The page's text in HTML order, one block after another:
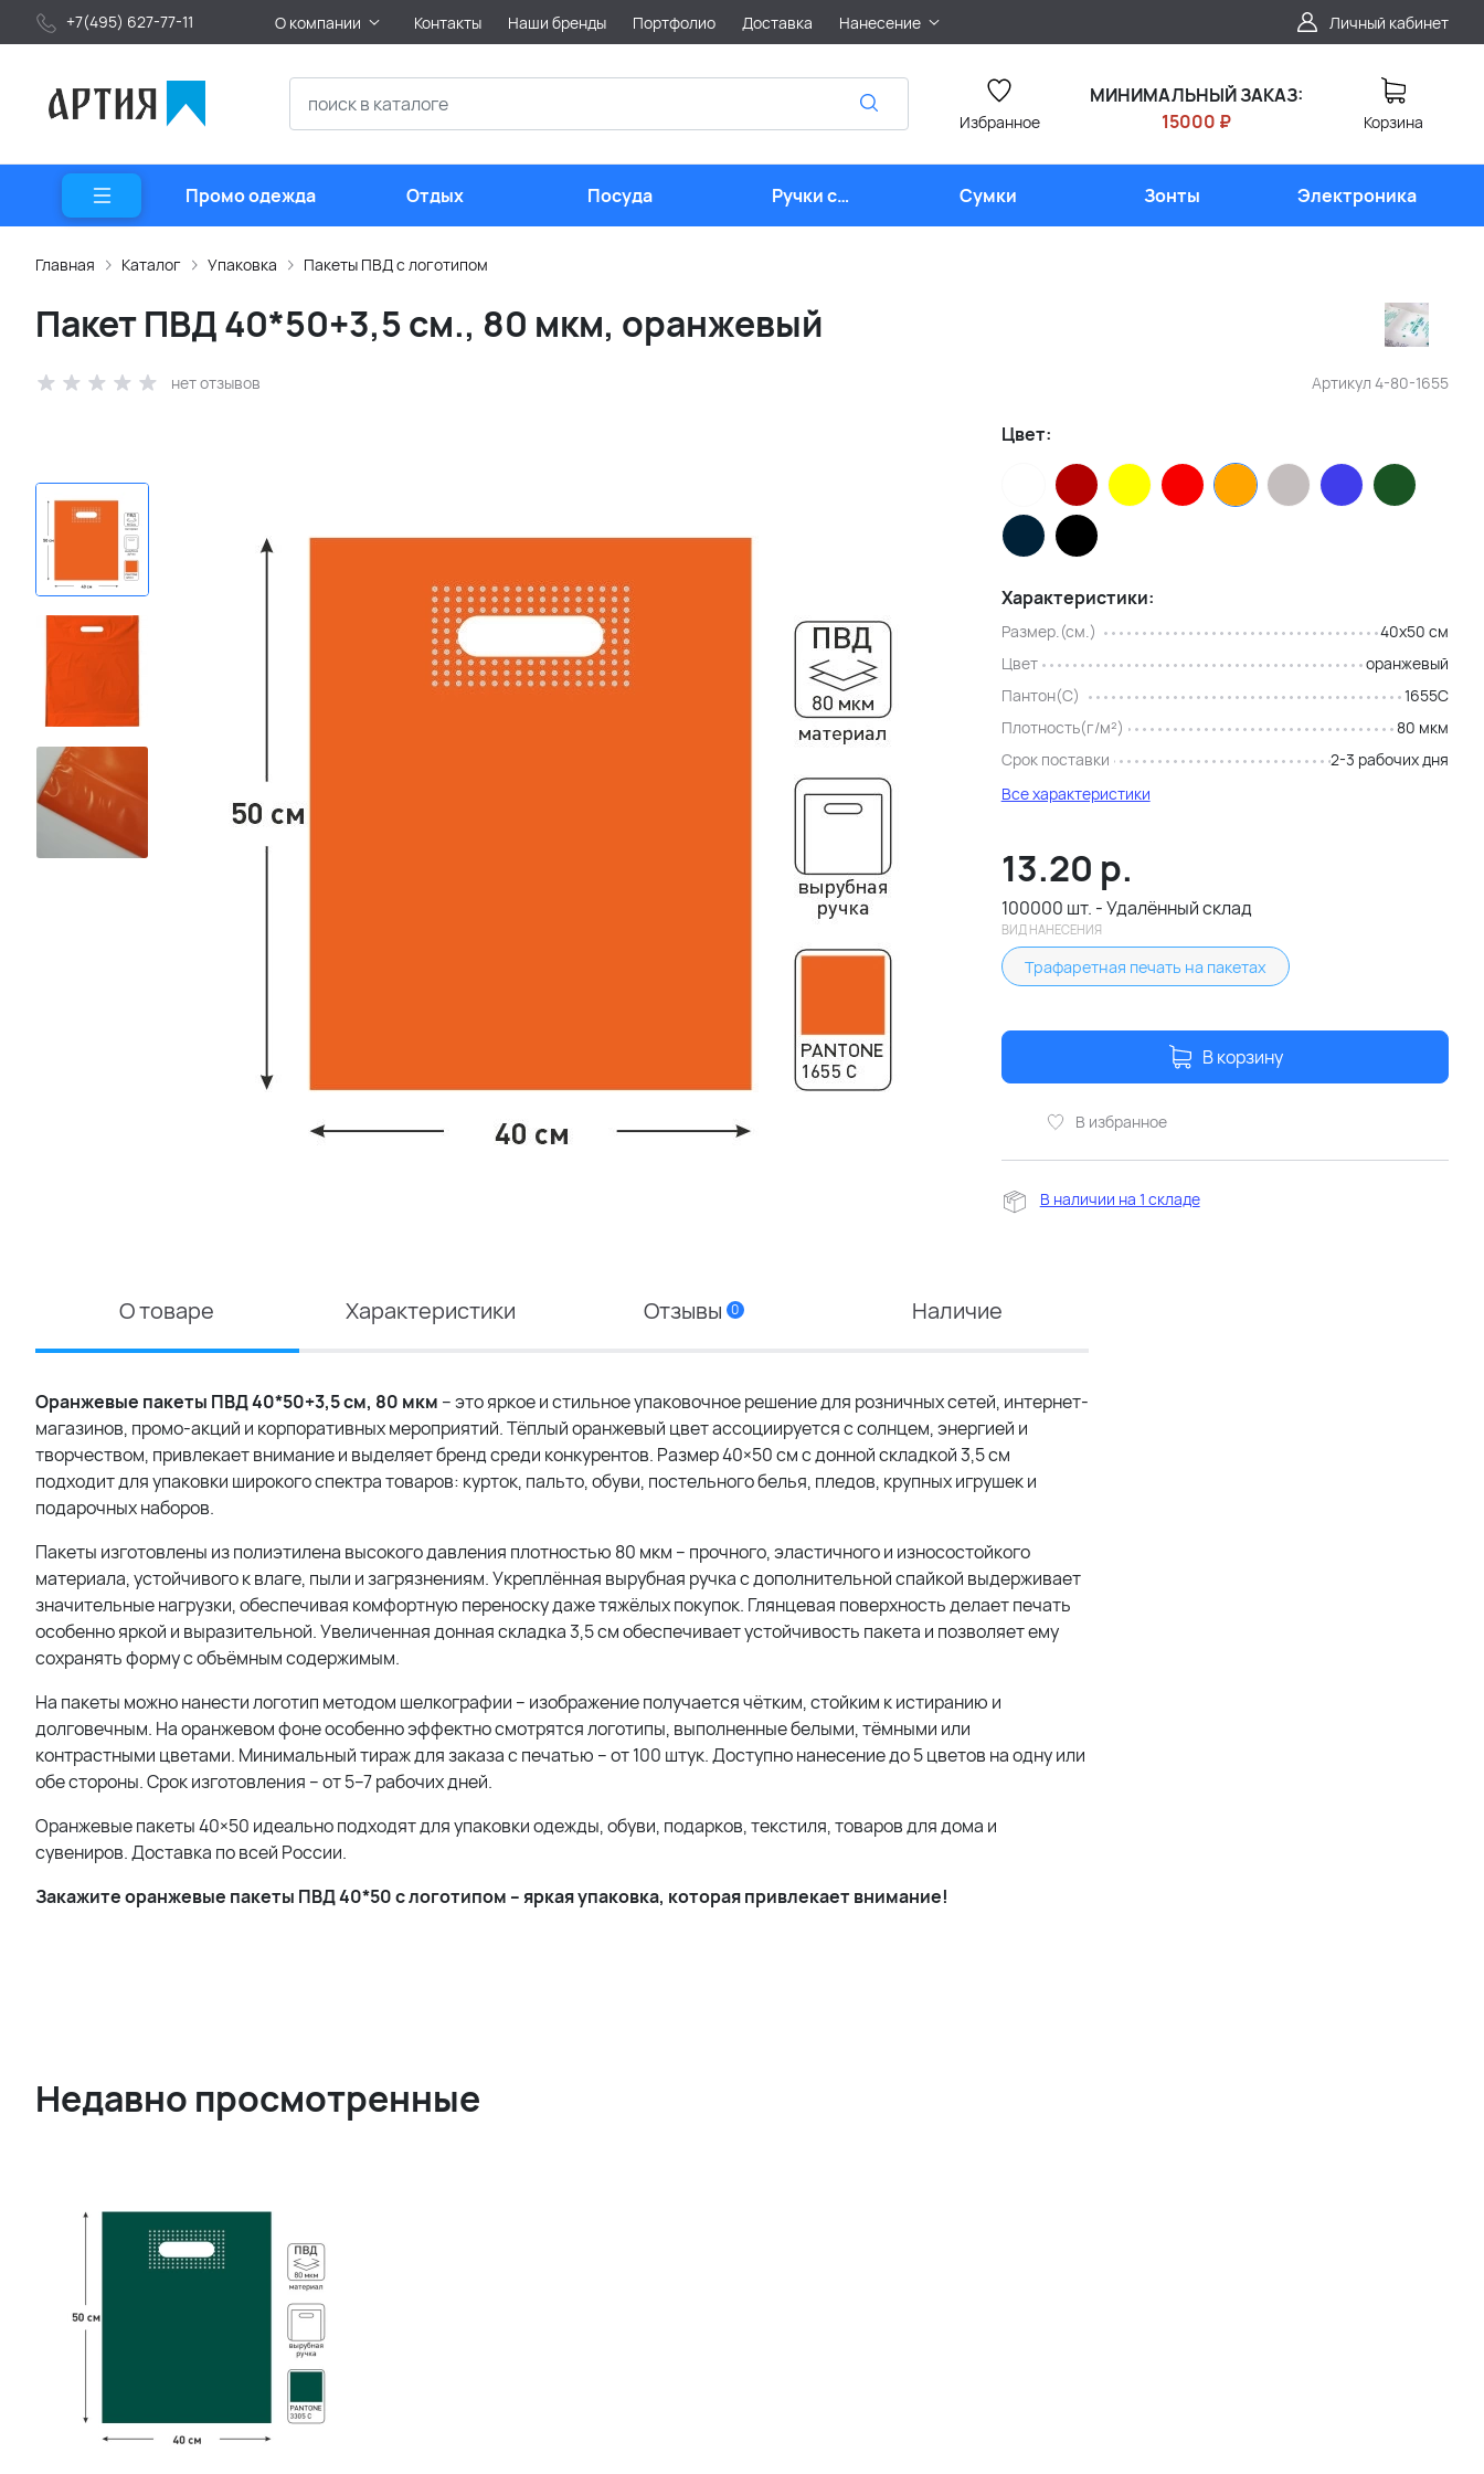
+7(495) 627-77-11 О компании Контакты Наши бренды Портфолио Доставка Нанесение Личный кабинет
Избранное
МИНИМАЛЬНЫЙ ЗАКАЗ:
15000 ₽
Корзина
Промо одежда Отдых Посуда
Ручки с
логотипом
Сумки Зонты Электроника
Главная Каталог Упаковка Пакеты ПВД с логотипом
Артикул 4-80-1655
Пакет ПВД 40*50+3,5 см., 80 мкм, оранжевый
нет отзывов
Цвет:
Характеристики:
Размер.(см.)
40x50 см
Цвет
оранжевый
Пантон(C)
1655C
Плотность(г/м²)
80 мкм
Срок поставки
2-3 рабочих дня
Все характеристики
13.20 р.
100000 шт. - Удалённый склад
ВИД НАНЕСЕНИЯ
Трафаретная печать на пакетах
В корзину
В избранное
В наличии на 1 складе
О товаре Характеристики Отзывы 0 Наличие
Оранжевые пакеты ПВД 40*50+3,5 см, 80 мкм – это яркое и стильное упаковочное решение для розничных сетей, интернет-
магазинов, промо-акций и корпоративных мероприятий. Тёплый оранжевый цвет ассоциируется с солнцем, энергией и
творчеством, привлекает внимание и выделяет бренд среди конкурентов. Размер 40×50 см с донной складкой 3,5 см
подходит для упаковки широкого спектра товаров: курток, пальто, обуви, постельного белья, пледов, крупных игрушек и
подарочных наборов.
Пакеты изготовлены из полиэтилена высокого давления плотностью 80 мкм – прочного, эластичного и износостойкого
материала, устойчивого к влаге, пыли и загрязнениям. Укреплённая вырубная ручка с дополнительной спайкой выдерживает
значительные нагрузки, обеспечивая комфортную переноску даже тяжёлых покупок. Глянцевая поверхность делает печать
особенно яркой и выразительной. Увеличенная донная складка 3,5 см обеспечивает устойчивость пакета и позволяет ему
сохранять форму с объёмным содержимым.
На пакеты можно нанести логотип методом шелкографии – изображение получается чётким, стойким к истиранию и
долговечным. На оранжевом фоне особенно эффектно смотрятся логотипы, выполненные белыми, тёмными или
контрастными цветами. Минимальный тираж для заказа с печатью – от 100 штук. Доступно нанесение до 5 цветов на одну или
обе стороны. Срок изготовления – от 5–7 рабочих дней.
Оранжевые пакеты 40×50 идеально подходят для упаковки одежды, обуви, подарков, текстиля, товаров для дома и
сувениров. Доставка по всей России.
Закажите оранжевые пакеты ПВД 40*50 с логотипом – яркая упаковка, которая привлекает внимание!
Недавно просмотренные